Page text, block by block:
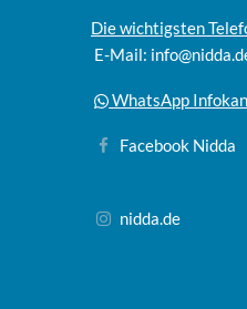
Die wichtigsten
E-Mail:
WhatsApp
Facebook Nidda
nidda.de